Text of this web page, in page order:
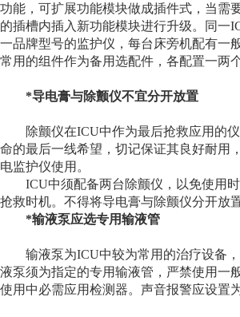
功能，可扩展功能模块做成插件式，当需
的插槽内插入新功能模块进行升级。同一
一品牌型号的监护仪，每台床旁机配有一
常用的组件作为备用选配件，各配置一两
*导电膏与除颤仪不宜分开放置
除颤仪在ICU中作为最后抢救应用的
命的最后一线希望，切记保证其良好耐用
电监护仪使用。
ICU中须配备两台除颤仪，以免使用
抢救时机。不得将导电膏与除颤仪分开放置
*输液泵应选专用输液管
输液泵为ICU中较为常用的治疗设备
液泵须为指定的专用输液管，严禁使用一
使用中必需应用检测器。声音报警应设置